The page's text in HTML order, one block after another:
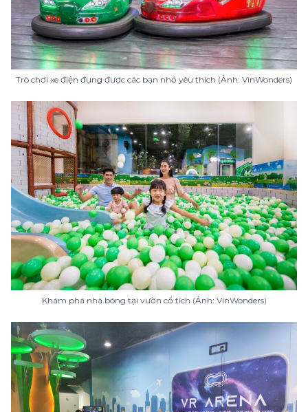
Trò chơi xe điện đụng được các bạn nhỏ yêu thích (Ảnh: VinWonders)
Khám phá nhà bóng tại vườn cổ tích (Ảnh: VinWonders)